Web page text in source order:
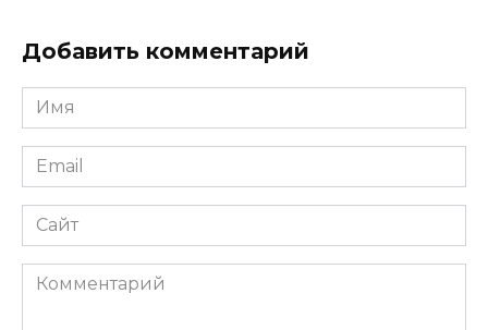
Добавить комментарий
Имя
*
Email
*
Сайт
Комментарий